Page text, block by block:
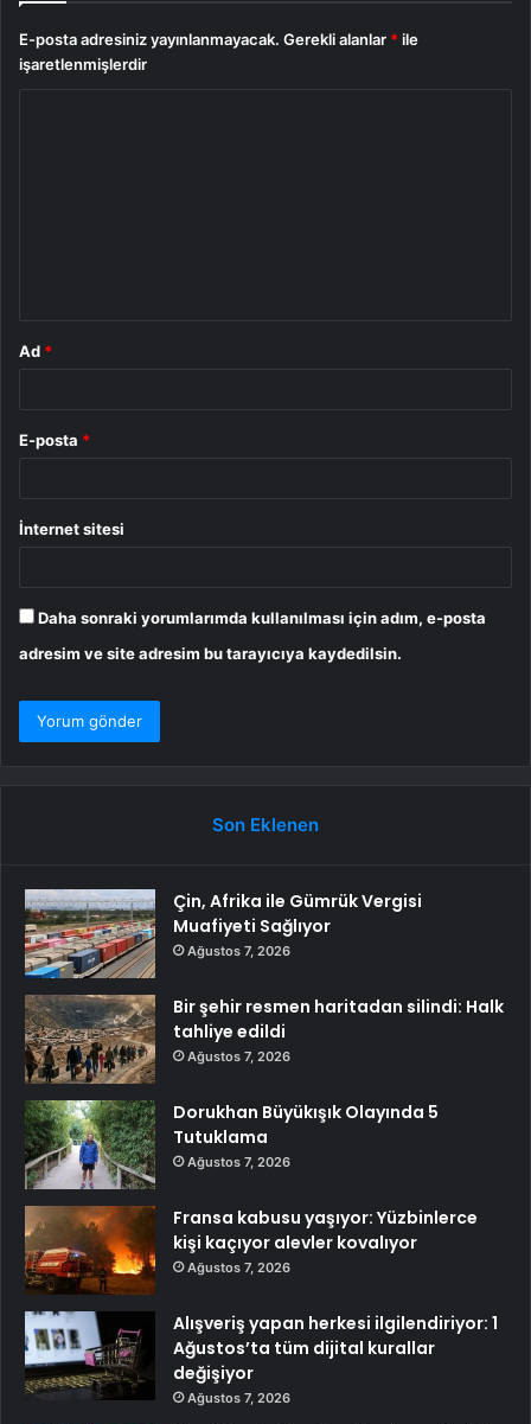
E-posta adresiniz yayınlanmayacak. Gerekli alanlar * ile
işaretlenmişlerdir
Ad *
E-posta *
İnternet sitesi
Daha sonraki yorumlarımda kullanılması için adım, e-posta
adresim ve site adresim bu tarayıcıya kaydedilsin.
Son Eklenen
Çin, Afrika ile Gümrük Vergisi
Muafiyeti Sağlıyor
Ağustos 7, 2026
Bir şehir resmen haritadan silindi: Halk
tahliye edildi
Ağustos 7, 2026
Dorukhan Büyükışık Olayında 5
Tutuklama
Ağustos 7, 2026
Fransa kabusu yaşıyor: Yüzbinlerce
kişi kaçıyor alevler kovalıyor
Ağustos 7, 2026
Alışveriş yapan herkesi ilgilendiriyor: 1
Ağustos’ta tüm dijital kurallar
değişiyor
Ağustos 7, 2026